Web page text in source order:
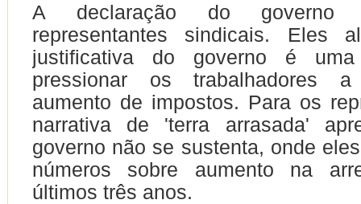
A declaração do governo
representantes sindicais. Eles
justificativa do governo é
pressionar os trabalhadores
aumento de impostos. Para os
narrativa de 'terra arrasada'
governo não se sustenta, onde
números sobre aumento na
últimos três anos.